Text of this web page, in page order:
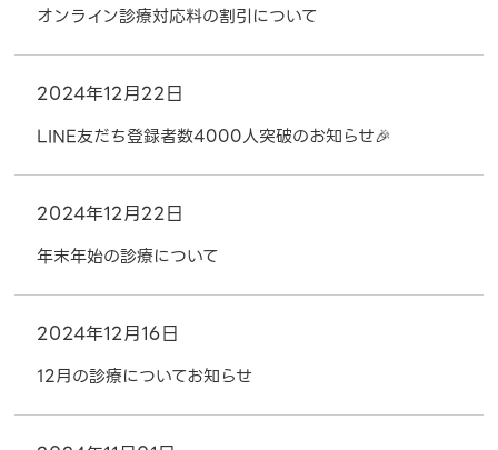
オンライン診療対応料の割引について
2024年12月22日
LINE友だち登録者数4000人突破のお知らせ🎉
2024年12月22日
年末年始の診療について
2024年12月16日
12月の診療についてお知らせ